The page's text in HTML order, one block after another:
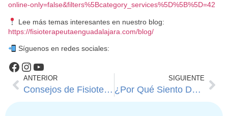
online-only=false&filters%5Bcategory_services%5D%5B%5D=42
Lee más temas interesantes en nuestro blog:
https://fisioterapeutaenguadalajara.com/blog/
Síguenos en redes sociales:
ANTERIOR
Consejos de Fisioterapia: Previene el Dolor de Espalda en la Vida Diaria
SIGUIENTE
¿Por Qué Siento Dolor de Rodilla al Bajar Escaleras?